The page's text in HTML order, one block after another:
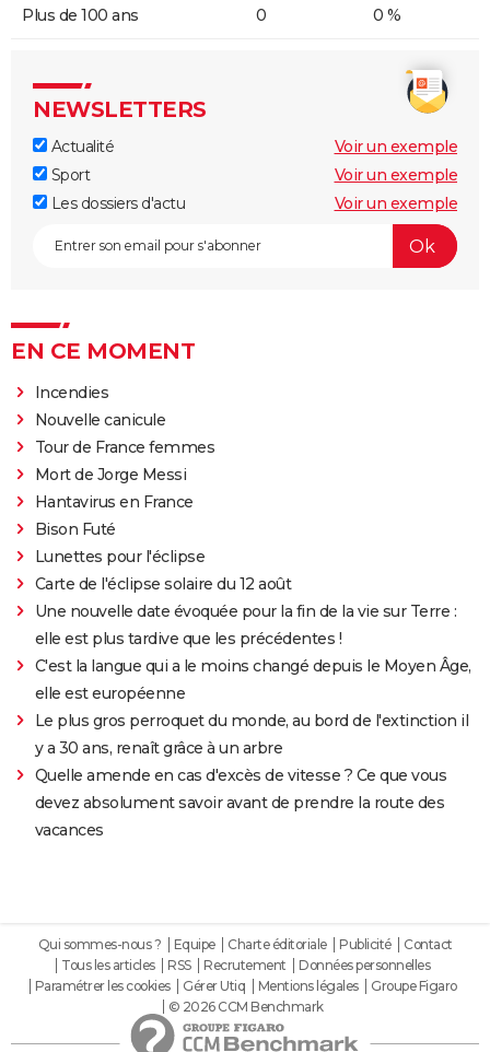
Plus de 100 ans 0 0 %
NEWSLETTERS
Actualité
Voir un exemple
Sport
Voir un exemple
Les dossiers d'actu
Voir un exemple
EN CE MOMENT
Incendies
Nouvelle canicule
Tour de France femmes
Mort de Jorge Messi
Hantavirus en France
Bison Futé
Lunettes pour l'éclipse
Carte de l'éclipse solaire du 12 août
Une nouvelle date évoquée pour la fin de la vie sur Terre :
elle est plus tardive que les précédentes !
C'est la langue qui a le moins changé depuis le Moyen Âge,
elle est européenne
Le plus gros perroquet du monde, au bord de l'extinction il
y a 30 ans, renaît grâce à un arbre
Quelle amende en cas d'excès de vitesse ? Ce que vous
devez absolument savoir avant de prendre la route des
vacances
Qui sommes-nous ? Equipe Charte éditoriale Publicité
Contact
Tous les articles
RSS Recrutement
Données personnelles
Paramétrer les cookies
Gérer Utiq Mentions légales
Groupe Figaro
© 2026 CCM Benchmark